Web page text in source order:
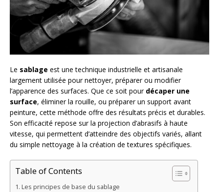
Le sablage est une technique industrielle et artisanale
largement utilisée pour nettoyer, préparer ou modifier
l’apparence des surfaces. Que ce soit pour décaper une
surface, éliminer la rouille, ou préparer un support avant
peinture, cette méthode offre des résultats précis et durables.
Son efficacité repose sur la projection d’abrasifs à haute
vitesse, qui permettent d’atteindre des objectifs variés, allant
du simple nettoyage à la création de textures spécifiques.
Table of Contents
Les principes de base du sablage